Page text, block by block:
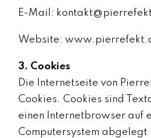
E-Mail:
Website:
3. Cookies
Die Internetseite von
Cookies. Cookies sind
einen Internetbrowser auf
Computersystem abgelegt